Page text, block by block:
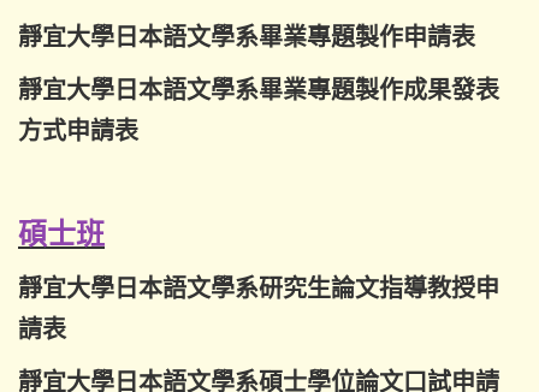
靜宜大學日本語文學系畢業專題製作申請表
靜宜大學日本語文學系畢業專題製作成果發表
方式申請表
碩士班
靜宜大學日本語文學系研究生論文指導教授申
請表
靜宜大學日本語文學系碩士學位論文口試申請